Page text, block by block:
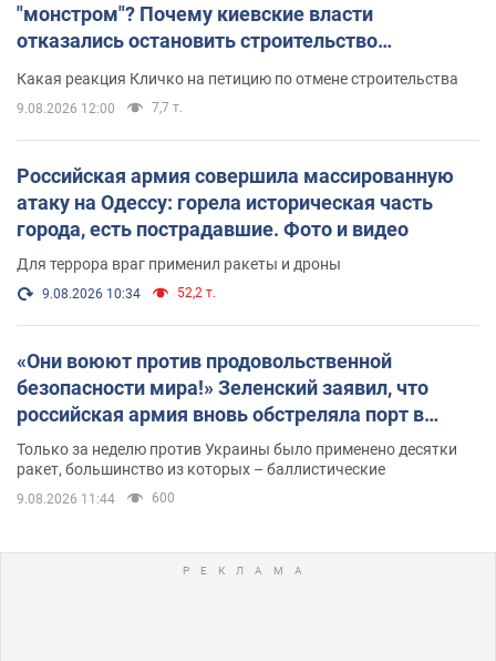
"монстром"? Почему киевские власти
отказались остановить строительство
Какая реакция Кличко на петицию по отмене строительства
9.08.2026 12:00 7,7 т.
Российская армия совершила массированную
атаку на Одессу: горела историческая часть
города, есть пострадавшие. Фото и видео
Для террора враг применил ракеты и дроны
9.08.2026 10:34 52,2 т.
«Они воюют против продовольственной
безопасности мира!» Зеленский заявил, что
российская армия вновь обстреляла порт в
Одессе
Только за неделю против Украины было применено десятки
ракет, большинство из которых – баллистические
9.08.2026 11:44 600